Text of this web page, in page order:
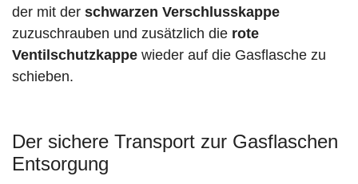
der mit der schwarzen Verschlusskappe
zuzuschrauben und zusätzlich die rote
Ventilschutzkappe wieder auf die Gasflasche zu
schieben.
Der sichere Transport zur Gasflaschen
Entsorgung